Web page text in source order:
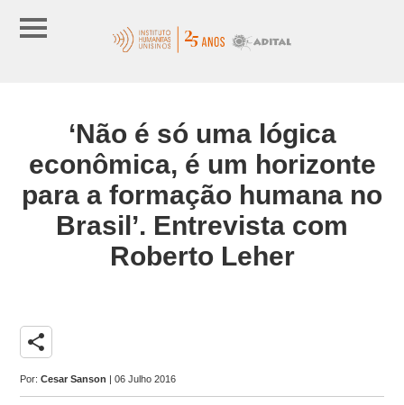
‘Não é só uma lógica
econômica, é um horizonte
para a formação humana no
Brasil’. Entrevista com
Roberto Leher
share
Por:Cesar Sanson | 06 Julho 2016